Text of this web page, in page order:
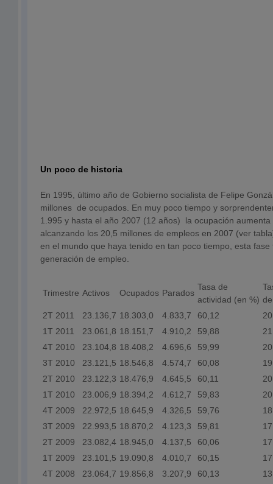
Un poco de historia
En 1995, último año de Gobierno socialista de Felipe
millones de ocupados. En muy poco tiempo y
1.995 y hasta el año 2007 (12 años) la ocupación aumenta
alcanzando los 20,5 millones de empleos en 2007 (ver
en el mundo que haya tenido en tan poco tiempo, esta fase
generación de empleo.
Trimestre Activos Ocupados Parados
Tasa de
actividad (en %)
2T 2011
23.136,7 18.303,0 4.833,7 60,12
1T 2011
23.061,8 18.151,7 4.910,2 59,88
4T 2010
23.104,8 18.408,2 4.696,6 59,99
3T 2010
23.121,5 18.546,8 4.574,7 60,08
2T 2010
23.122,3 18.476,9 4.645,5 60,11
1T 2010
23.006,9 18.394,2 4.612,7 59,83
4T 2009
22.972,5 18.645,9 4.326,5 59,76
3T 2009
22.993,5 18.870,2 4.123,3 59,81
2T 2009
23.082,4 18.945,0 4.137,5 60,06
1T 2009
23.101,5 19.090,8 4.010,7 60,15
4T 2008
23.064,7 19.856,8 3.207,9 60,13